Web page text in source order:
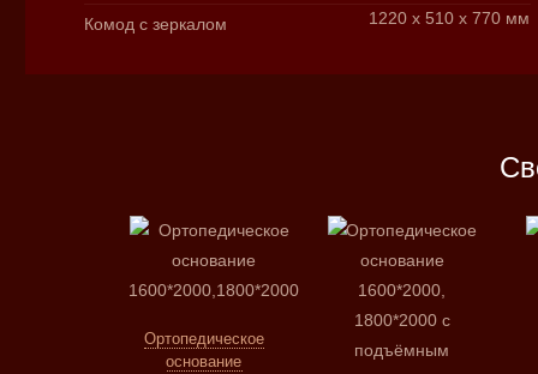
Комод с зеркалом 1220 х 510 х 770 мм
Ортопедическое
основание